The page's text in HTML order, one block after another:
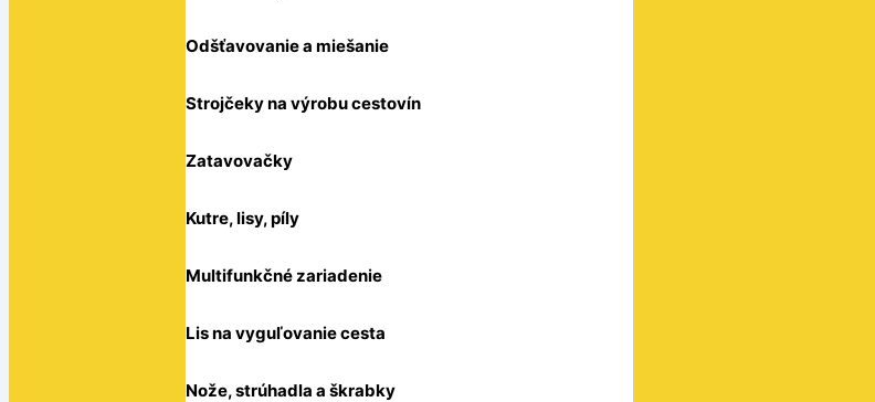
Odšťavovanie a miešanie
Strojčeky na výrobu cestovín
Zatavovačky
Kutre, lisy, píly
Multifunkčné zariadenie
Lis na vyguľovanie cesta
Nože, strúhadla a škrabky